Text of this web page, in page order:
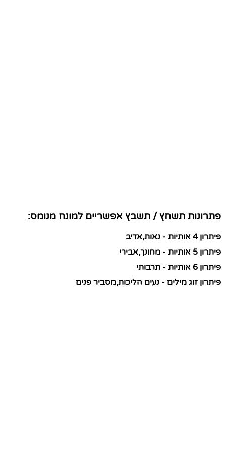
פתרונות תשחץ / תשבץ אפשריים למונח מנומס:
פיתרון 4 אותיות - נאות,אדיב
פיתרון 5 אותיות - מחונך,אבירי
פיתרון 6 אותיות - תרבותי
פיתרון זוג מילים - נעים הליכות,מסביר פנים